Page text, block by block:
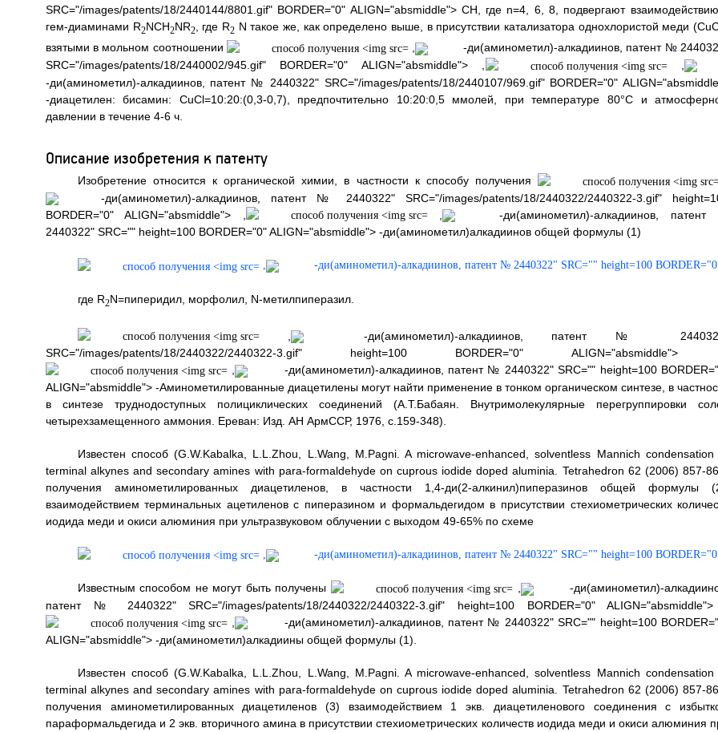
SRC="/images/patents/18/2440144/8801.gif" BORDER="0" ALIGN="absmiddle"> СН, где n=4, 6, 8, подвергают
гем-диаминами R2NCH2NR2, где R2N такое же, как определено выше, в присутствии катализатора однохлористой меди
взятыми в мольном соотношении
,
-ди(аминометил)-алкадиинов, патент №
SRC="/images/patents/18/2440002/945.gif" BORDER="0" ALIGN="absmiddle"> ,
,
-ди(аминометил)-алкадиинов, патент № 2440322" SRC="/images/patents/18/2440107/969.gif" BORDER="0"
-диацетилен: бисамин: CuCl=10:20:(0,3-0,7), предпочтительно 10:20:0,5 ммолей, при температуре 80°С и
давлении в течение 4-6 ч.
Описание изобретения к патенту
Изобретение относится к органической химии, в частности к способу получения
-ди(аминометил)-алкадиинов, патент № 2440322" SRC="/images/patents/18/2440322/2440322-3.gif"
BORDER="0" ALIGN="absmiddle"> ,
,
-ди(аминометил)-алкадиинов,
2440322" SRC="" height=100 BORDER="0" ALIGN="absmiddle"> -ди(аминометил)алкадиинов общей формулы (1)
, -ди(аминометил)-алкадиинов, патент № 2440322" SRC="" height=100
где R2N=пиперидил, морфолил, N-метилпиперазил.
,
-ди(аминометил)-алкадиинов, патент №
SRC="/images/patents/18/2440322/2440322-3.gif" height=100 BORDER="0"
,
-ди(аминометил)-алкадиинов, патент № 2440322" SRC="" height=100
ALIGN="absmiddle"> -Аминометилированные диацетилены могут найти применение в тонком органическом синтезе, в
в синтезе труднодоступных полициклических соединений (А.Т.Бабаян. Внутримолекулярные перегруппировки
четырехзамещенного аммония. Ереван: Изд. АН АрмССР, 1976, с.159-348).
Известен способ (G.W.Kabalka, L.L.Zhou, L.Wang, M.Pagni. A microwave-enhanced, solventless Mannich
terminal alkynes and secondary amines with para-formaldehyde on cuprous iodide doped aluminia. Tetrahedron 62 (2006) 857-
получения аминометилированных диацетиленов, в частности 1,4-ди(2-алкинил)пиперазинов общей формулы
взаимодействием терминальных ацетиленов с пиперазином и формальдегидом в присутствии стехиометрических
иодида меди и окиси алюминия при ультразвуковом облучении с выходом 49-65% по схеме
, -ди(аминометил)-алкадиинов, патент № 2440322" SRC="" height=100
Известным способом не могут быть получены ,
-ди(аминометил)-
патент № 2440322" SRC="/images/patents/18/2440322/2440322-3.gif" height=100 BORDER="0" ALIGN="absmiddle">
,
-ди(аминометил)-алкадиинов, патент № 2440322" SRC="" height=100
ALIGN="absmiddle"> -ди(аминометил)алкадиины общей формулы (1).
Известен способ (G.W.Kabalka, L.L.Zhou, L.Wang, M.Pagni. A microwave-enhanced, solventless Mannich
terminal alkynes and secondary amines with para-formaldehyde on cuprous iodide doped aluminia. Tetrahedron 62 (2006) 857-
получения аминометилированных диацетиленов (3) взаимодействием 1 экв. диацетиленового соединения с
параформальдегида и 2 экв. вторичного амина в присутствии стехиометрических количеств иодида меди и окиси алюминия